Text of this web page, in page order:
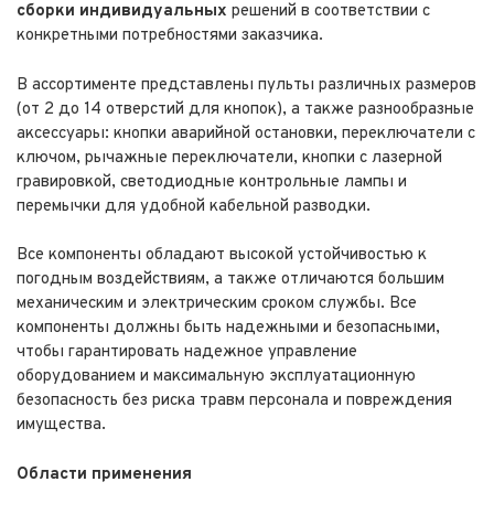
сборки индивидуальных решений в соответствии с
конкретными потребностями заказчика.
В ассортименте представлены пульты различных размеров
(от 2 до 14 отверстий для кнопок), а также разнообразные
аксессуары: кнопки аварийной остановки, переключатели с
ключом, рычажные переключатели, кнопки с лазерной
гравировкой, светодиодные контрольные лампы и
перемычки для удобной кабельной разводки.
Все компоненты обладают высокой устойчивостью к
погодным воздействиям, а также отличаются большим
механическим и электрическим сроком службы. Все
компоненты должны быть надежными и безопасными,
чтобы гарантировать надежное управление
оборудованием и максимальную эксплуатационную
безопасность без риска травм персонала и повреждения
имущества.
Области применения